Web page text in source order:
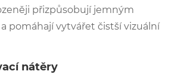
přizpůsobují jemným
pomáhají vytvářet čistší vizuální
nátěry